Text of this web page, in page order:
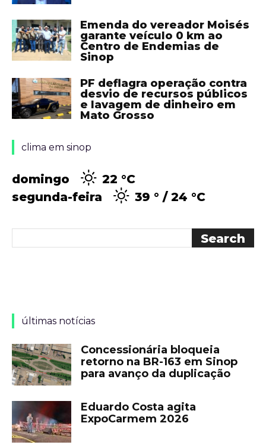
Emenda do vereador Moisés
garante veículo 0 km ao
Centro de Endemias de
Sinop
PF deflagra operação contra
desvio de recursos públicos
e lavagem de dinheiro em
Mato Grosso
clima em sinop
domingo 22 °C
segunda-feira
39 ° 24 °C
últimas notícias
Concessionária bloqueia
retorno na BR-163 em Sinop
para avanço da duplicação
Eduardo Costa agita
ExpoCarmem 2026